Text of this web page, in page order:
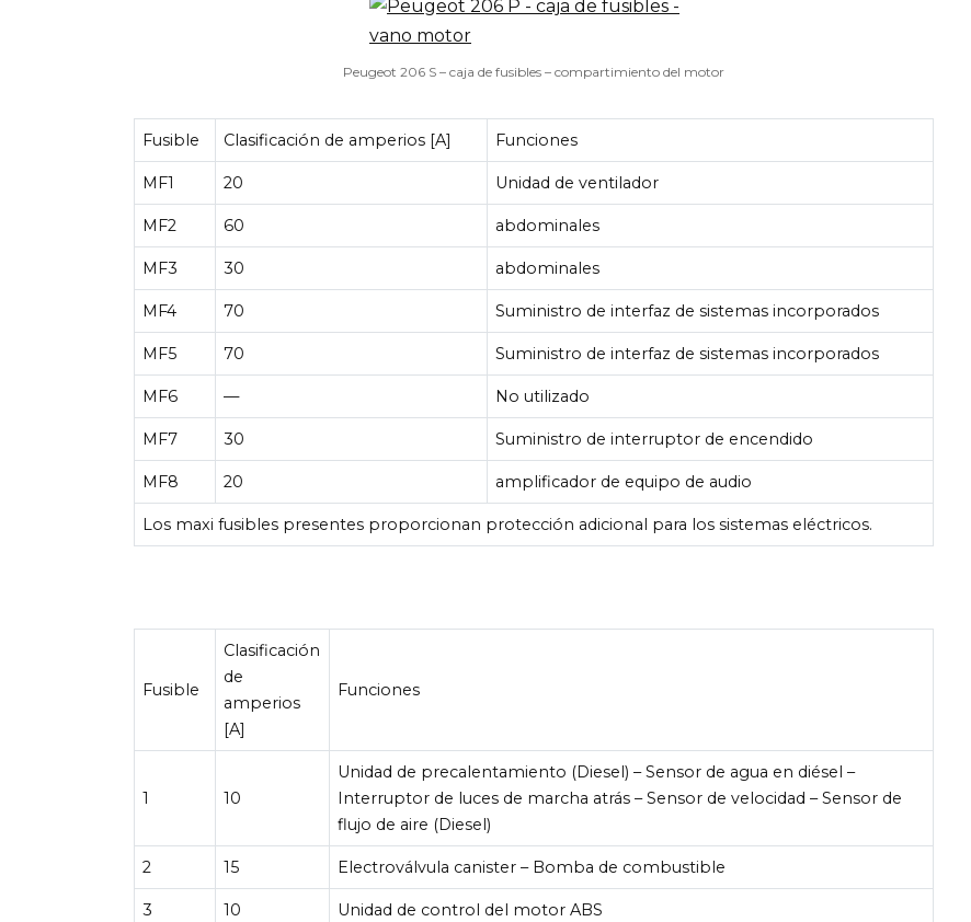
Peugeot 206 S – caja de fusibles – compartimiento del motor
Fusible Clasificación de amperios [A] Funciones
MF1 20 Unidad de ventilador
MF2 60 abdominales
MF3 30 abdominales
MF4 70 Suministro de interfaz de sistemas incorporados
MF5 70 Suministro de interfaz de sistemas incorporados
MF6 — No utilizado
MF7 30 Suministro de interruptor de encendido
MF8 20 amplificador de equipo de audio
Los maxi fusibles presentes proporcionan protección adicional para los sistemas eléctricos.
Fusible
Clasificación
de
amperios
[A]
Funciones
1 10
Unidad de precalentamiento (Diesel) – Sensor de agua en diésel –
Interruptor de luces de marcha atrás – Sensor de velocidad – Sensor de
flujo de aire (Diesel)
2 15 Electroválvula canister – Bomba de combustible
3 10 Unidad de control del motor ABS